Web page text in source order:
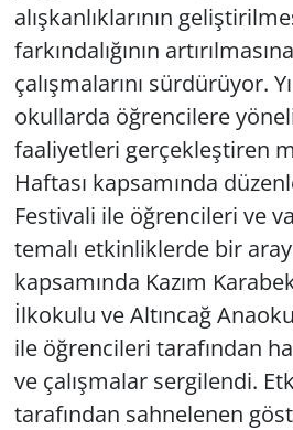
alışkanlıklarının
farkındalığının
çalışmalarını sürdürüyor.
okullarda öğrencilere
faaliyetleri gerçekleştiren
Haftası kapsamında
Festivali ile öğrencileri ve
temalı etkinliklerde bir
kapsamında Kazım
İlkokulu ve Altıncağ
ile öğrencileri tarafından
ve çalışmalar sergilendi.
tarafından sahnelenen